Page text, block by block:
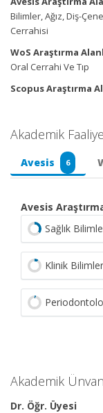
Bilimler, Ağız, Diş-
Cerrahisi
WoS Araştırma
Oral Cerrahi Ve Tıp
Scopus Araştırma
Akademik
Avesis 6
Avesis
Sağlık
Klinik Bilimler
Akademik
Dr. Öğr. Üyesi